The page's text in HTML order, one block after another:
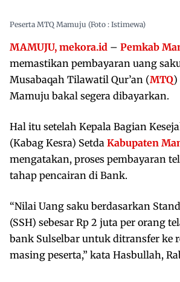
Peserta MTQ Mamuju (Foto : Istimewa)
MAMUJU, mekora.id – Pemkab
memastikan pembayaran uang
Musabaqah Tilawatil Qur’an (MTQ)
Mamuju bakal segera dibayarkan.
Hal itu setelah Kepala Bagian
(Kabag Kesra) Setda Kabupaten
mengatakan, proses pembayaran
tahap pencairan di Bank.
“Nilai Uang saku berdasarkan
(SSH) sebesar Rp 2 juta per orang
bank Sulselbar untuk ditransfer ke
masing peserta,” kata Hasbullah,